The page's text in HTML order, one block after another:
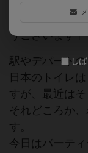
「いつもトイ
うございます」
駅やデパートの
日本のトイレ
すが、最近はそ
それどころか
す。
今日はパーティ
し